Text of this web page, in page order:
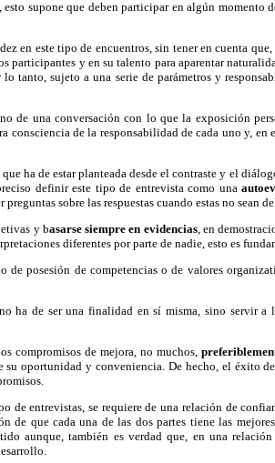
supone que deben participar en algún momento
en este tipo de encuentros, sin tener en cuenta que,
participantes y en su talento para aparentar
tanto, sujeto a una serie de parámetros y
de una conversación con lo que la exposición
consciencia de la responsabilidad de cada uno y, en
ha de estar planteada desde el contraste y el
definir este tipo de entrevista como una
sobre las respuestas cuando estas no sean
y basarse siempre en evidencias, en
diferentes por parte de nadie, esto es
posesión de competencias o de valores
ha de ser una finalidad en sí misma, sino servir a
compromisos de mejora, no muchos,
su oportunidad y conveniencia. De hecho, el éxito
entrevistas, se requiere de una relación de
de que cada una de las dos partes tiene las
aunque, también es verdad que, en una relación